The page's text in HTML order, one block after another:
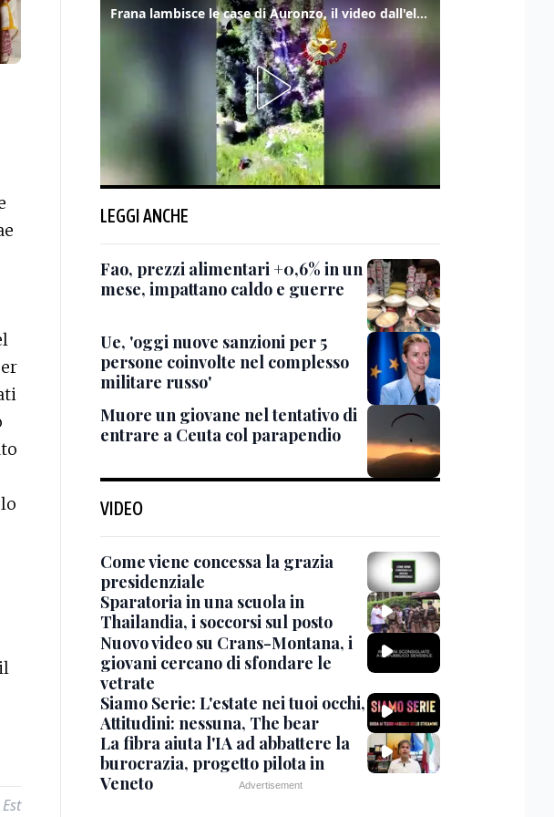
Frana lambisce le case di Auronzo, il video dall'elicottero dei vigili del fuoco
LEGGI ANCHE
Fao, prezzi alimentari +0,6% in un
mese, impattano caldo e guerre
Ue, 'oggi nuove sanzioni per 5
persone coinvolte nel complesso
militare russo'
Muore un giovane nel tentativo di
entrare a Ceuta col parapendio
VIDEO
Come viene concessa la grazia
presidenziale
Sparatoria in una scuola in
Thailandia, i soccorsi sul posto
Nuovo video su Crans-Montana, i
giovani cercano di sfondare le
vetrate
Siamo Serie: L'estate nei tuoi occhi,
Attitudini: nessuna, The bear
La fibra aiuta l'IA ad abbattere la
burocrazia, progetto pilota in
Veneto